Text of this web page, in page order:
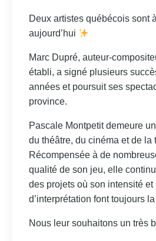
Deux artistes québécois sont
aujourd’hui
Marc Dupré, auteur-
établi, a signé plusieurs
années et poursuit ses
province.
Pascale Montpetit demeure
du théâtre, du cinéma et de la
Récompensée à de
qualité de son jeu, elle
des projets où son intensité et
d’interprétation font toujours
Nous leur souhaitons un très